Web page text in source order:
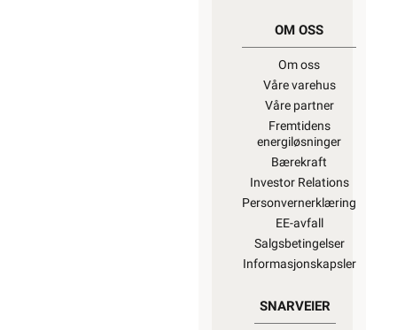
OM OSS
Om oss
Våre varehus
Våre partner
Fremtidens
energiløsninger
Bærekraft
Investor Relations
Personvernerklæring
EE-avfall
Salgsbetingelser
Informasjonskapsler
SNARVEIER